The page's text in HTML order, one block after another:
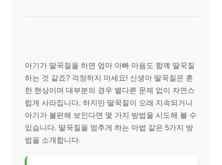
아기가 딸꾹질을 하면 엄마 아빠 마음도 함께 딸꾹질
하는 것 같죠? 걱정하지 마세요! 신생아 딸꾹질은 흔
한 현상이며 대부분의 경우 별다른 문제 없이 자연스
럽게 사라집니다. 하지만 딸꾹질이 오래 지속되거나
아기가 불편해 보인다면 몇 가지 방법을 시도해 볼 수
있습니다. 딸꾹질을 멈추게 하는 마법 같은 5가지 방
법을 소개합니다.